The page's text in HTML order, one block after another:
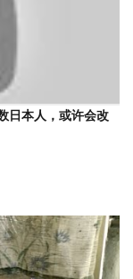
日本人，或许会改